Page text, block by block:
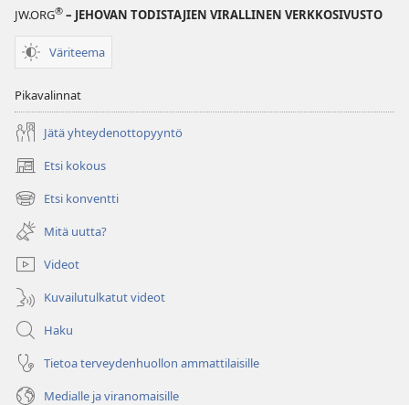
JW.ORG® – JEHOVAN TODISTAJIEN VIRALLINEN VERKKOSIVUSTO
Väriteema
Pikavalinnat
Jätä yhteydenottopyyntö
Etsi kokous
(avaa
uuden
ikkunan)
Etsi konventti
(avaa
uuden
ikkunan)
Mitä uutta?
Videot
Kuvailutulkatut videot
Haku
Tietoa terveydenhuollon ammattilaisille
Medialle ja viranomaisille